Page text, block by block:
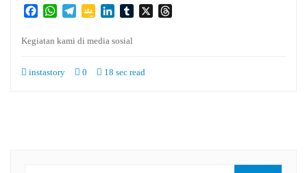
FacebookWhatsApp
TelegramGoogleLinkedInTumblr
X
Kegiatan kami di media sosial
instastory 0 18 sec read